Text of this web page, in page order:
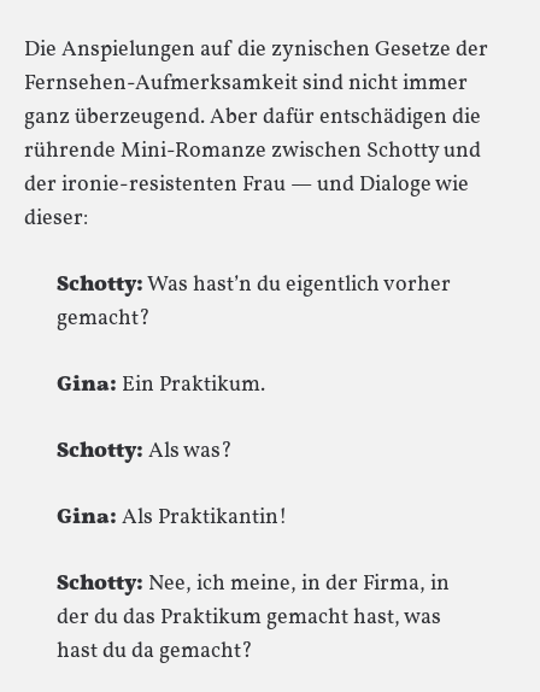
Die Anspielungen auf die zynischen Gesetze der
Fernsehen-Aufmerksamkeit sind nicht immer
ganz überzeugend. Aber dafür entschädigen die
rührende Mini-Romanze zwischen Schotty und
der ironie-resistenten Frau — und Dialoge wie
dieser:
Schotty:Was hast’n du eigentlich vorher
gemacht?
Gina: Ein Praktikum.
Schotty: Als was?
Gina: Als Praktikantin!
Schotty: Nee, ich meine, in der Firma, in
der du das Praktikum gemacht hast, was
hast du da gemacht?